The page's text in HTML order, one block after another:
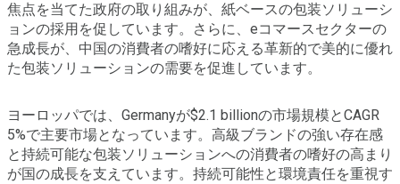
焦点を当てた政府の取り組みが、紙ベースの包装ソリューシ
ョンの採用を促しています。さらに、eコマースセクターの
急成長が、中国の消費者の嗜好に応える革新的で美的に優れ
た包装ソリューションの需要を促進しています。
ヨーロッパでは、Germanyが$2.1 billionの市場規模とCAGR
5%で主要市場となっています。高級ブランドの強い存在感
と持続可能な包装ソリューションへの消費者の嗜好の高まり
が国の成長を支えています。持続可能性と環境責任を重視す